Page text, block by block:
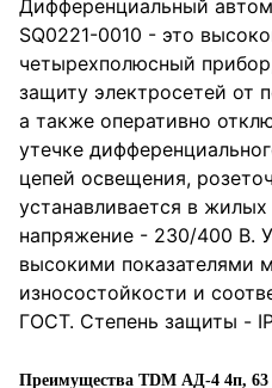
Дифференциальный
SQ0221-0010 - это
четырехполюсный
защиту электросетей от
а также оперативно
утечке
цепей освещения,
устанавливается в
напряжение - 230/400 В.
высокими показателями
износостойкости и
ГОСТ. Степень защиты -
Преимущества TDM АД-4 4п, 63